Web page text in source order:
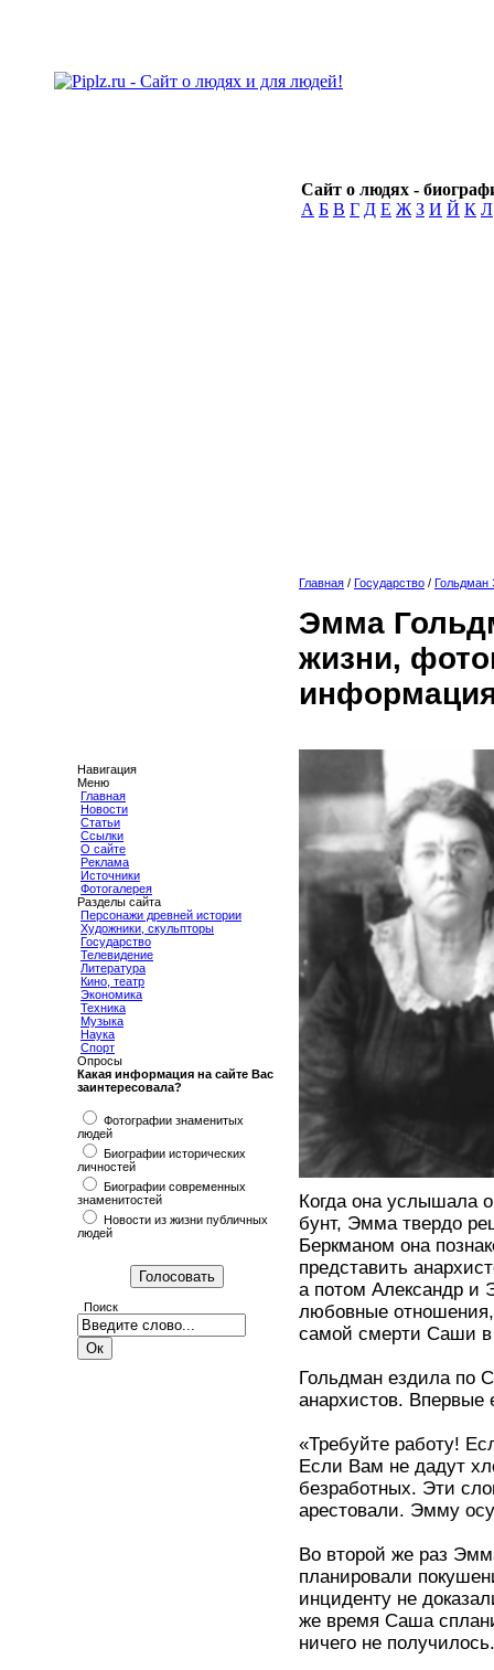
Сайт о людях -
А Б В Г Д Е Ж З И Й К Л
Навигация
Меню
Главная
Новости
Статьи
Ссылки
О сайте
Реклама
Источники
Фотогалерея
Разделы сайта
Персонажи древней истории
Художники, скульпторы
Государство
Телевидение
Литература
Кино, театр
Экономика
Техника
Музыка
Наука
Спорт
Опросы
Какая информация на сайте Вас
заинтересовала?
Фотографии знаменитых
людей
Биографии исторических
личностей
Биографии современных
знаменитостей
Новости из жизни публичных
людей
Поиск
Главная / Государство /
Эмма
жизни,
Когда она услышала
бунт, Эмма твердо
Беркманом она
представить
а потом Александр
любовные
самой смерти Саши в
Гольдман ездила по
анархистов. Впервые
«Требуйте работу!
Если Вам не дадут
безработных. Эти
арестовали. Эмму
Во второй же раз
планировали
инциденту не
же время Саша
ничего не